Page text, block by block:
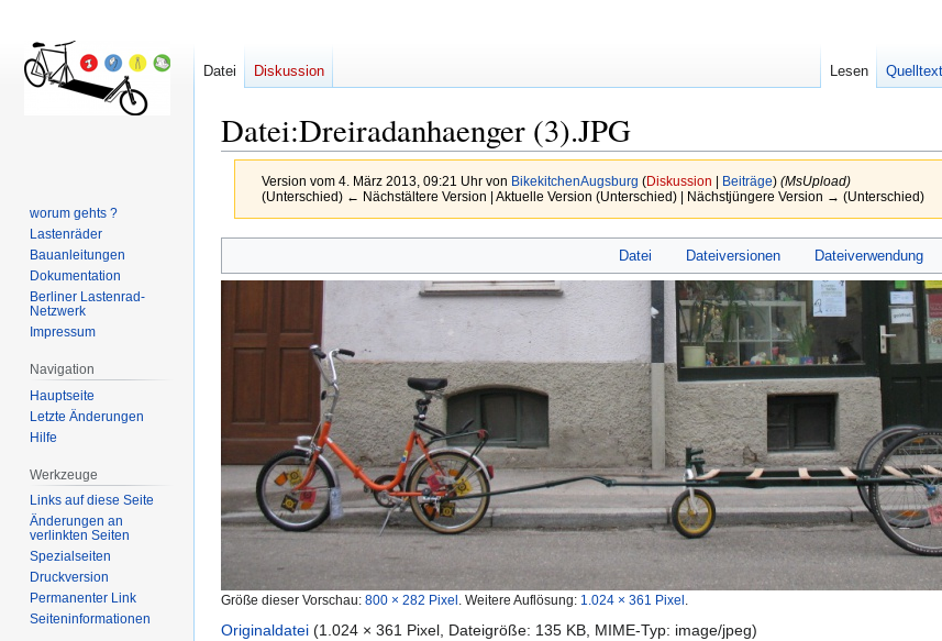
Datei:Dreiradanhaenger (3).JPG
Version vom 4. März 2013, 09:21 Uhr von BikekitchenAugsburg (Diskussion Beiträge) (MsUpload)
(Unterschied) ← Nächstältere Version | Aktuelle Version (Unterschied) | Nächstjüngere Version → (Unterschied)
Navigation
Suche
Datei Dateiversionen Dateiverwendung
Größe dieser Vorschau: 800 × 282 Pixel Weitere Auflösung: 1.024 × 361 Pixel
Originaldatei (1.024 × 361 Pixel, Dateigröße: 135 KB, MIME-Typ: image/jpeg)
Datei Diskussion Lesen
worum gehts ?
Lastenräder
Bauanleitungen
Dokumentation
Berliner Lastenrad-
Netzwerk
Impressum
Navigation
Hauptseite
Letzte Änderungen
Hilfe
Werkzeuge
Links auf diese Seite
Änderungen an
verlinkten Seiten
Spezialseiten
Druckversion
Permanenter Link
Seiten­informationen